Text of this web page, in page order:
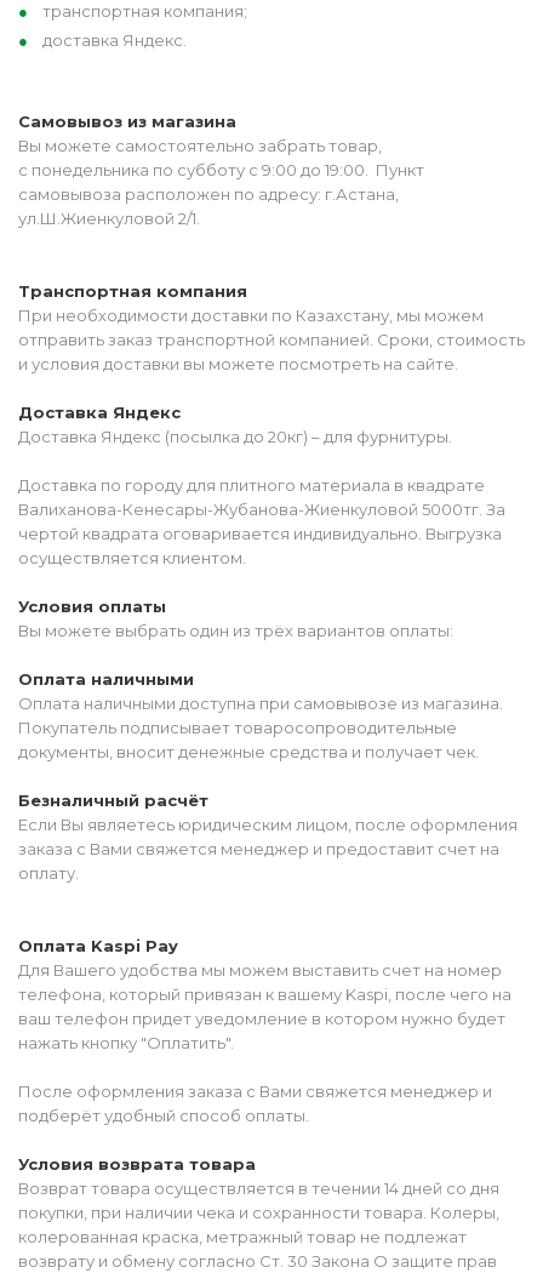
транспортная компания;
доставка Яндекс.
Самовывоз из магазина
Вы можете самостоятельно забрать товар,
с понедельника по субботу с 9:00 до 19:00. Пункт
самовывоза расположен по адресу: г.Астана,
ул.Ш.Жиенкуловой 2/1.
Транспортная компания
При необходимости доставки по Казахстану, мы можем
отправить заказ транспортной компанией. Сроки, стоимость
и условия доставки вы можете посмотреть на сайте.
Доставка Яндекс
Доставка Яндекс (посылка до 20кг) – для фурнитуры.
Доставка по городу для плитного материала в квадрате
Валиханова-Кенесары-Жубанова-Жиенкуловой 5000тг. За
чертой квадрата оговаривается индивидуально. Выгрузка
осуществляется клиентом.
Условия оплаты
Вы можете выбрать один из трёх вариантов оплаты:
Оплата наличными
Оплата наличными доступна при самовывозе из магазина.
Покупатель подписывает товаросопроводительные
документы, вносит денежные средства и получает чек.
Безналичный расчёт
Если Вы являетесь юридическим лицом, после оформления
заказа с Вами свяжется менеджер и предоставит счет на
оплату.
Оплата Kaspi Pay
Для Вашего удобства мы можем выставить счет на номер
телефона, который привязан к вашему Kaspi, после чего на
ваш телефон придет уведомление в котором нужно будет
нажать кнопку "Оплатить".
После оформления заказа с Вами свяжется менеджер и
подберёт удобный способ оплаты.
Условия возврата товара
Возврат товара осуществляется в течении 14 дней со дня
покупки, при наличии чека и сохранности товара. Колеры,
колерованная краска, метражный товар не подлежат
возврату и обмену согласно Ст. 30 Закона О защите прав